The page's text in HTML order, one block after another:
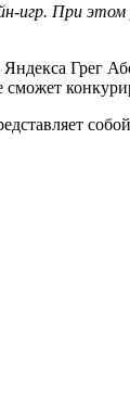
игр. При
Грег